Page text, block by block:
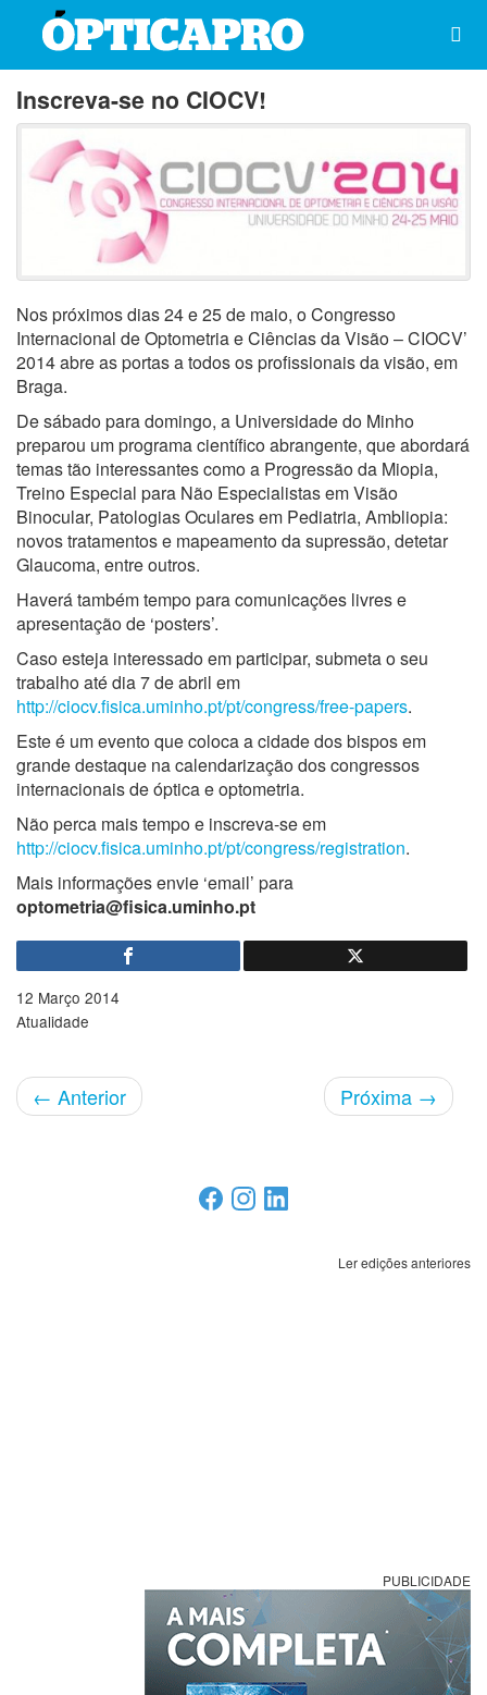
Inscreva-se no CIOCV!
Nos próximos dias 24 e 25 de maio, o Congresso
Internacional de Optometria e Ciências da Visão – CIOCV’
2014 abre as portas a todos os profissionais da visão, em
Braga.
De sábado para domingo, a Universidade do Minho
preparou um programa científico abrangente, que abordará
temas tão interessantes como a Progressão da Miopia,
Treino Especial para Não Especialistas em Visão
Binocular, Patologias Oculares em Pediatria, Ambliopia:
novos tratamentos e mapeamento da supressão, detetar
Glaucoma, entre outros.
Haverá também tempo para comunicações livres e
apresentação de ‘posters’.
Caso esteja interessado em participar, submeta o seu
trabalho até dia 7 de abril em
http://ciocv.fisica.uminho.pt/pt/congress/free-papers.
Este é um evento que coloca a cidade dos bispos em
grande destaque na calendarização dos congressos
internacionais de óptica e optometria.
Não perca mais tempo e inscreva-se em
http://ciocv.fisica.uminho.pt/pt/congress/registration.
Mais informações envie ‘email’ para
optometria@fisica.uminho.pt
12 Março 2014
Atualidade
← Anterior Próxima →
Ler edições anteriores
PUBLICIDADE